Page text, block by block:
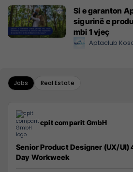
Si e garanton
sigurinë e
mbi 1 vjeç
Aptaclub
Jobs Real Estate
cpit comparit GmbH
Senior Product Designer (UX/UI)
Day Workweek